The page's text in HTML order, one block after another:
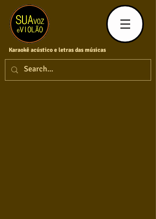
Karaokê acústico e letras das músicas